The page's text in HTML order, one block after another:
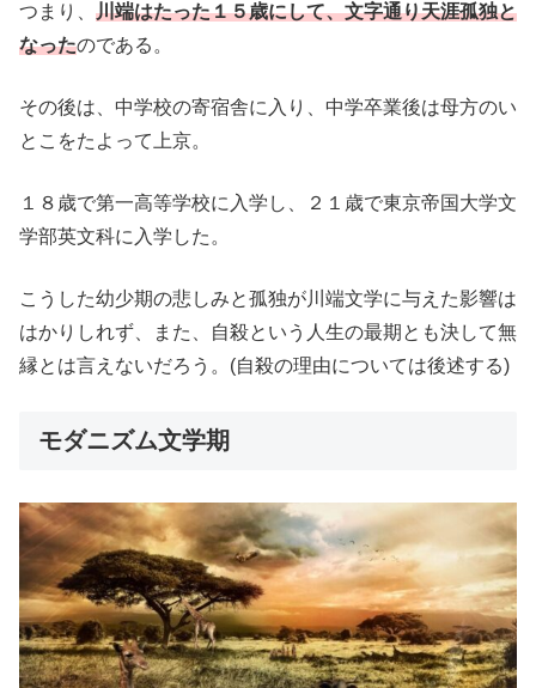
つまり、 川端はたった１５歳にして、文字通り天涯孤独と
なったのである。
その後は、中学校の寄宿舎に入り、中学卒業後は母方のい
とこをたよって上京。
１８歳で第一高等学校に入学し、２１歳で東京帝国大学文
学部英文科に入学した。
こうした幼少期の悲しみと孤独が川端文学に与えた影響は
はかりしれず、また、自殺という人生の最期とも決して無
縁とは言えないだろう。(自殺の理由については後述する)
モダニズム文学期